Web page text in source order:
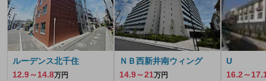
ルーデンス北千住
12.9～14.8万円
ＮＢ西新井南ウィング
14.9～21万円
U
16.2～